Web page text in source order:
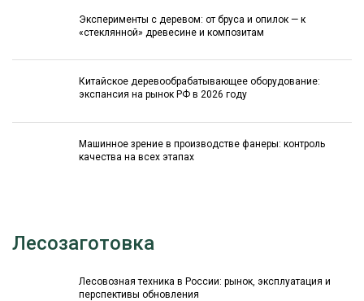
Эксперименты с деревом: от бруса и опилок — к
«стеклянной» древесине и композитам
Китайское деревообрабатывающее оборудование:
экспансия на рынок РФ в 2026 году
Машинное зрение в производстве фанеры: контроль
качества на всех этапах
Лесозаготовка
Лесовозная техника в России: рынок, эксплуатация и
перспективы обновления